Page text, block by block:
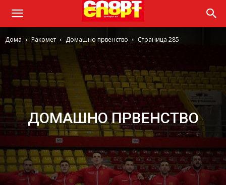
Дома Ракомет Домашно првенство Страница 285
ДОМАШНО ПРВЕНСТВО